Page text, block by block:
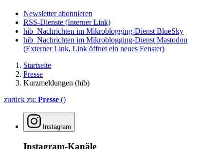
Newsletter abonnieren
RSS-Dienste (Interner Link)
hib_Nachrichten im Mikroblogging-Dienst BlueSky
hib_Nachrichten im Mikroblogging-Dienst Mastodon
(Externer Link, Link öffnet ein neues Fenster)
Startseite
Presse
Kurzmeldungen (hib)
zurück zu: Presse ()
Instagram
Instagram-Kanäle